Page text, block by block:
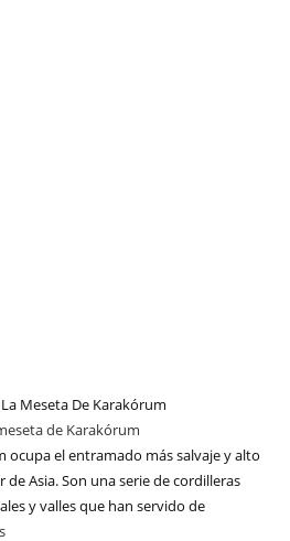
de Karakórum
ocupa el entramado más salvaje y alto
de Asia. Son una serie de cordilleras
y valles que han servido de